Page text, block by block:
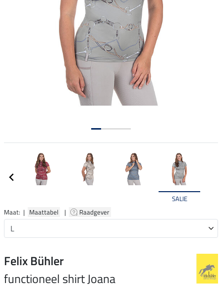
SALIE
Maat: | Maattabel | Raadgever
Felix Bühler
functioneel shirt Joana